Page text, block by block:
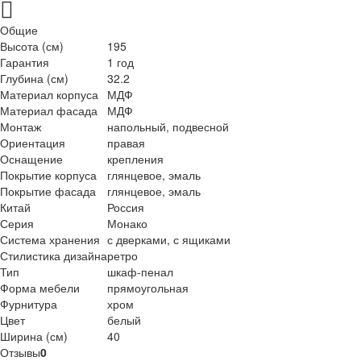
Общие
Высота (см)
195
Гарантия
1 год
Глубина (см)
32.2
Материал корпуса МДФ
Материал фасада
МДФ
Монтаж
напольный, подвесной
Ориентация
правая
Оснащение
крепления
Покрытие корпуса
глянцевое, эмаль
Покрытие фасада
глянцевое, эмаль
Китай
Россия
Серия
Монако
Система хранения с дверками, с ящиками
Стилистика дизайнаретро
Тип
шкаф-пенал
Форма мебели
прямоугольная
Фурнитура
хром
Цвет
белый
Ширина (см)
40
Отзывы0